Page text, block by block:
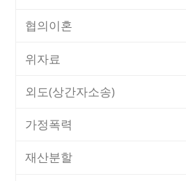
협의이혼
위자료
외도(상간자소송)
가정폭력
재산분할